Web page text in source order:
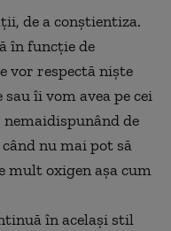
de a conștientiza.
în funcție de
vor respectă niște
îi vom avea pe cei
de
nu mai pot să
mult oxigen așa cum
în același stil